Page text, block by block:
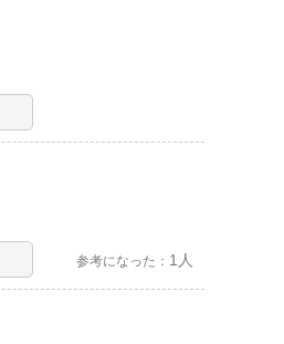
参考になった： 1人